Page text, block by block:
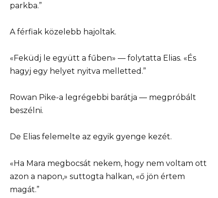
parkba.”
A férfiak közelebb hajoltak.
«Feküdj le együtt a fűben» — folytatta Elias. «És
hagyj egy helyet nyitva melletted.”
Rowan Pike-a legrégebbi barátja — megpróbált
beszélni.
De Elias felemelte az egyik gyenge kezét.
«Ha Mara megbocsát nekem, hogy nem voltam ott
azon a napon,» suttogta halkan, «ő jön értem
magát.”